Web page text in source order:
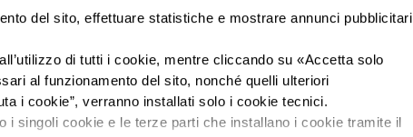
del sito, effettuare statistiche e mostrare annunci pubblicitari
di tutti i cookie, mentre cliccando su «Accetta solo
al funzionamento del sito, nonché quelli ulteriori
i cookie”, verranno installati solo i cookie tecnici.
i singoli cookie e le terze parti che installano i cookie tramite il
technologies show